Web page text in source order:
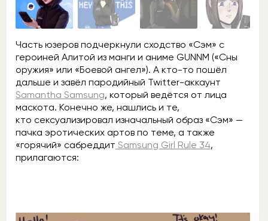
Часть юзеров подчеркнули сходство «Сэм» с
героиней Алитой из манги и аниме GUNNM («Сны
оружия» или «Боевой ангел»). А кто-то пошёл
дальше и завёл пародийный Twitter-аккаунт
Samantha Samsung, который ведётся от лица
маскота. Конечно же, нашлись и те,
кто сексуализировал изначальный образ «Сэм» —
пачка эротических артов по теме, а также
«горячий» сабреддит Samsung Girl Rule 34,
прилагаются: